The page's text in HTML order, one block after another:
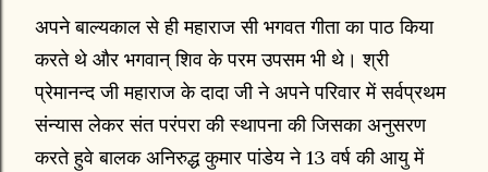
अपने बाल्यकाल से ही महाराज सी भगवत गीता का पाठ किया
करते थे और भगवान् शिव के परम उपसम भी थे। श्री
प्रेमानन्द जी महाराज के दादा जी ने अपने परिवार में सर्वप्रथम
संन्यास लेकर संत परंपरा की स्थापना की जिसका अनुसरण
करते हुवे बालक अनिरुद्ध कुमार पांडेय ने 13 वर्ष की आयु में